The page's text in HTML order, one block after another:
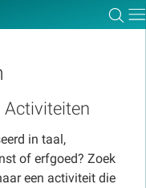
Activiteiten
in taal,
of erfgoed? Zoek
een activiteit die